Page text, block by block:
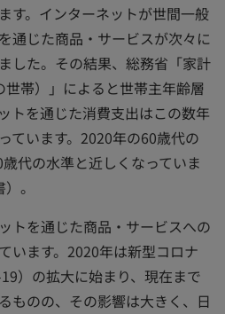
す。インターネットが世間一般
通じた商品・サービスが次々に
した。その結果、総務省「家計
帯）」によると世帯主年齢層
トを通じた消費支出はこの数年
ています。2020年の60歳代の
代の水準と近しくなっていま
。
トを通じた商品・サービスへの
います。2020年は新型コロナ
）の拡大に始まり、現在まで
ものの、その影響は大きく、日